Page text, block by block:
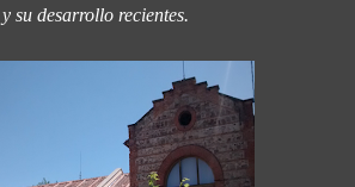
su desarrollo recientes.